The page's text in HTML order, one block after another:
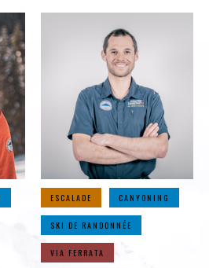
ESCALADE CANYONING
SKI DE RANDONNÉE
VIA FERRATA